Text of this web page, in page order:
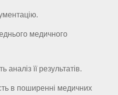
медичного
її результатів.
в поширенні медичних